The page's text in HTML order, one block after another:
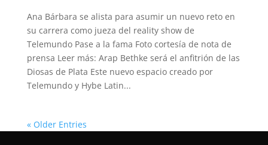
Ana Bárbara se alista para asumir un nuevo reto en
su carrera como jueza del reality show de
Telemundo Pase a la fama Foto cortesía de nota de
prensa Leer más: Arap Bethke será el anfitrión de las
Diosas de Plata Este nuevo espacio creado por
Telemundo y Hybe Latin...
« Older Entries